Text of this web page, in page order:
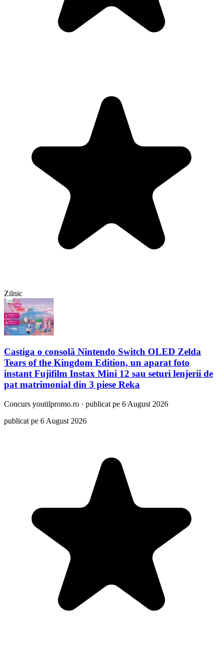
Zilnic
Castiga o consolă Nintendo Switch OLED Zelda
Tears of the Kingdom Edition, un aparat foto
instant Fujifilm Instax Mini 12 sau seturi lenjerii de
pat matrimonial din 3 piese Reka
Concurs youtilpromo.ro · publicat pe 6 August 2026
publicat pe 6 August 2026